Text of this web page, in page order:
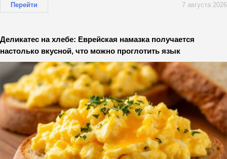
Перейти 7 августа 2026
Деликатес на хлебе: Еврейская намазка получается
настолько вкусной, что можно проглотить язык